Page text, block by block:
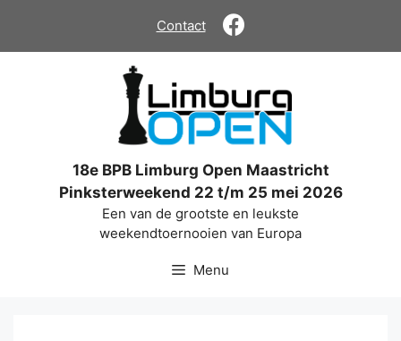
de
Contact
18e BPB Limburg Open Maastricht
Pinksterweekend 22 t/m 25 mei 2026
Een van de grootste en leukste
weekendtoernooien van Europa
Menu